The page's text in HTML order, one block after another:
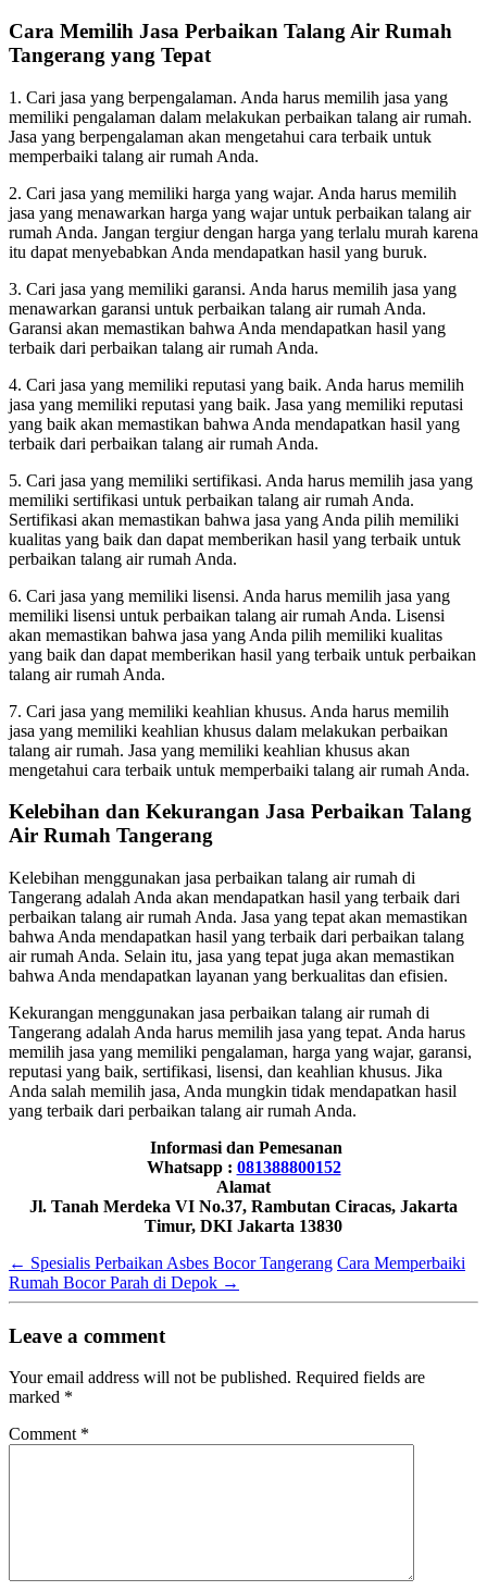
Cara Memilih Jasa Perbaikan Talang Air Rumah
Tangerang yang Tepat
1. Cari jasa yang berpengalaman. Anda harus memilih jasa yang
memiliki pengalaman dalam melakukan perbaikan talang air rumah.
Jasa yang berpengalaman akan mengetahui cara terbaik untuk
memperbaiki talang air rumah Anda.
2. Cari jasa yang memiliki harga yang wajar. Anda harus memilih
jasa yang menawarkan harga yang wajar untuk perbaikan talang air
rumah Anda. Jangan tergiur dengan harga yang terlalu murah karena
itu dapat menyebabkan Anda mendapatkan hasil yang buruk.
3. Cari jasa yang memiliki garansi. Anda harus memilih jasa yang
menawarkan garansi untuk perbaikan talang air rumah Anda.
Garansi akan memastikan bahwa Anda mendapatkan hasil yang
terbaik dari perbaikan talang air rumah Anda.
4. Cari jasa yang memiliki reputasi yang baik. Anda harus memilih
jasa yang memiliki reputasi yang baik. Jasa yang memiliki reputasi
yang baik akan memastikan bahwa Anda mendapatkan hasil yang
terbaik dari perbaikan talang air rumah Anda.
5. Cari jasa yang memiliki sertifikasi. Anda harus memilih jasa yang
memiliki sertifikasi untuk perbaikan talang air rumah Anda.
Sertifikasi akan memastikan bahwa jasa yang Anda pilih memiliki
kualitas yang baik dan dapat memberikan hasil yang terbaik untuk
perbaikan talang air rumah Anda.
6. Cari jasa yang memiliki lisensi. Anda harus memilih jasa yang
memiliki lisensi untuk perbaikan talang air rumah Anda. Lisensi
akan memastikan bahwa jasa yang Anda pilih memiliki kualitas
yang baik dan dapat memberikan hasil yang terbaik untuk perbaikan
talang air rumah Anda.
7. Cari jasa yang memiliki keahlian khusus. Anda harus memilih
jasa yang memiliki keahlian khusus dalam melakukan perbaikan
talang air rumah. Jasa yang memiliki keahlian khusus akan
mengetahui cara terbaik untuk memperbaiki talang air rumah Anda.
Kelebihan dan Kekurangan Jasa Perbaikan Talang
Air Rumah Tangerang
Kelebihan menggunakan jasa perbaikan talang air rumah di
Tangerang adalah Anda akan mendapatkan hasil yang terbaik dari
perbaikan talang air rumah Anda. Jasa yang tepat akan memastikan
bahwa Anda mendapatkan hasil yang terbaik dari perbaikan talang
air rumah Anda. Selain itu, jasa yang tepat juga akan memastikan
bahwa Anda mendapatkan layanan yang berkualitas dan efisien.
Kekurangan menggunakan jasa perbaikan talang air rumah di
Tangerang adalah Anda harus memilih jasa yang tepat. Anda harus
memilih jasa yang memiliki pengalaman, harga yang wajar, garansi,
reputasi yang baik, sertifikasi, lisensi, dan keahlian khusus. Jika
Anda salah memilih jasa, Anda mungkin tidak mendapatkan hasil
yang terbaik dari perbaikan talang air rumah Anda.
Informasi dan Pemesanan
Whatsapp : 081388800152
Alamat
Jl. Tanah Merdeka VI No.37, Rambutan Ciracas, Jakarta
Timur, DKI Jakarta 13830
← Spesialis Perbaikan Asbes Bocor Tangerang Cara Memperbaiki
Rumah Bocor Parah di Depok →
Leave a comment
Your email address will not be published. Required fields are
marked *
Comment *